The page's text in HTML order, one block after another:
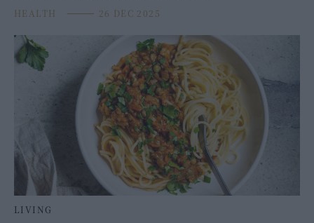
HEALTH ⸻ 26 DEC 2025
LIVING